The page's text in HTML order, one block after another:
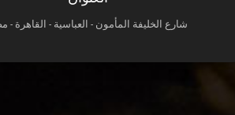
شارع الخليفة المأمون - العباسية - القاهرة -